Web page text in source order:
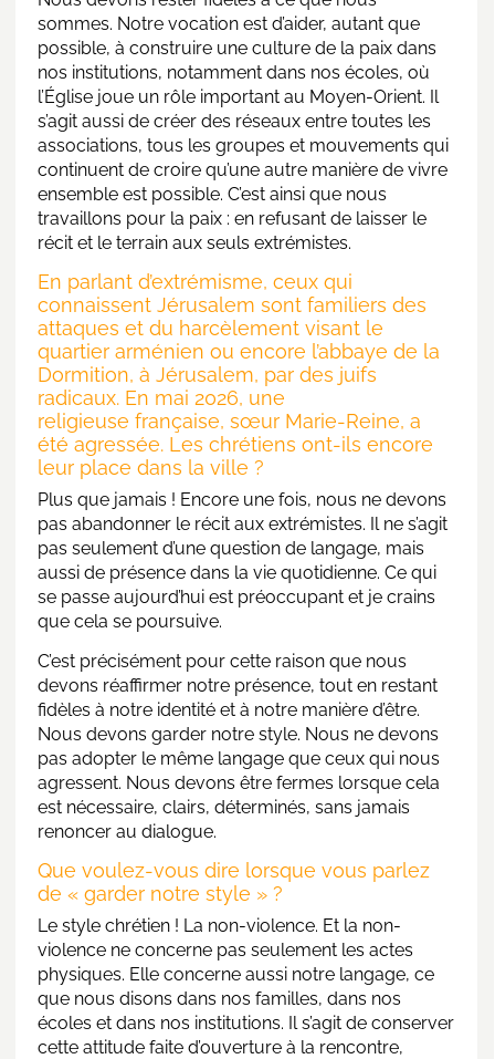
sommes. Notre vocation est d’aider, autant que
possible, à construire une culture de la paix dans
nos institutions, notamment dans nos écoles, où
l’Église joue un rôle important au Moyen-Orient. Il
s’agit aussi de créer des réseaux entre toutes les
associations, tous les groupes et mouvements qui
continuent de croire qu’une autre manière de vivre
ensemble est possible. C’est ainsi que nous
travaillons pour la paix : en refusant de laisser le
récit et le terrain aux seuls extrémistes.
En parlant d’extrémisme, ceux qui
connaissent Jérusalem sont familiers des
attaques et du harcèlement visant le
quartier arménien ou encore l’abbaye de la
Dormition, à Jérusalem, par des juifs
radicaux. En mai 2026, une
religieuse française, sœur Marie-Reine, a
été agressée. Les chrétiens ont-ils encore
leur place dans la ville ?
Plus que jamais ! Encore une fois, nous ne devons
pas abandonner le récit aux extrémistes. Il ne s’agit
pas seulement d’une question de langage, mais
aussi de présence dans la vie quotidienne. Ce qui
se passe aujourd’hui est préoccupant et je crains
que cela se poursuive.
C’est précisément pour cette raison que nous
devons réaffirmer notre présence, tout en restant
fidèles à notre identité et à notre manière d’être.
Nous devons garder notre style. Nous ne devons
pas adopter le même langage que ceux qui nous
agressent. Nous devons être fermes lorsque cela
est nécessaire, clairs, déterminés, sans jamais
renoncer au dialogue.
Que voulez-vous dire lorsque vous parlez
de « garder notre style » ?
Le style chrétien ! La non-violence. Et la non-
violence ne concerne pas seulement les actes
physiques. Elle concerne aussi notre langage, ce
que nous disons dans nos familles, dans nos
écoles et dans nos institutions. Il s’agit de conserver
cette attitude faite d’ouverture à la rencontre,